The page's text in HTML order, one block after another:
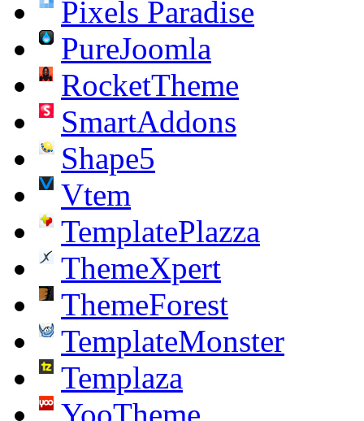
Pixels Paradise
PureJoomla
RocketTheme
SmartAddons
Shape5
Vtem
TemplatePlazza
ThemeXpert
ThemeForest
TemplateMonster
Templaza